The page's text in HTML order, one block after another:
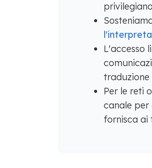
L'accesso
traduzione
Per le reti
canale per
fornisca ai